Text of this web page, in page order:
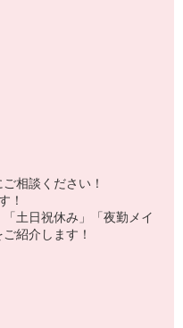
相談ください！
！
土日祝休み」「夜勤メイ
紹介します！